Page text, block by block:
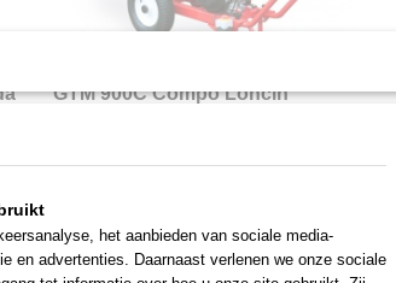
GTM 900C Compo Loncin
het aanbieden van sociale media-
en advertenties. Daarnaast verlenen we onze sociale